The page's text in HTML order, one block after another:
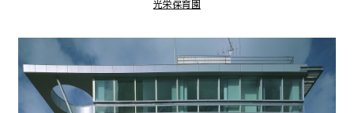
光栄保育園